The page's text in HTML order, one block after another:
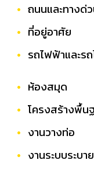
ถนนและทางด่
ที่อยู่อาศัย
รถไฟฟ้าและร
ห้องสมุด
โครงสร้างพื้น
งานวางท่อ
งานระบบระบา